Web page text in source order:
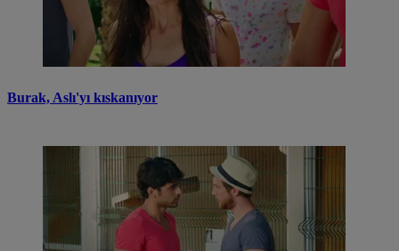
Burak, Aslı'yı kıskanıyor